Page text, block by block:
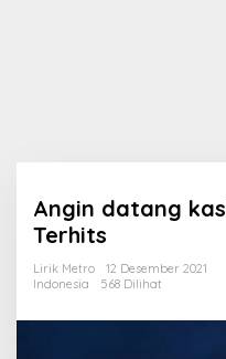
Angin datang
Terhits
Lirik Metro
12 Desember 2021
Indonesia
568 Dilihat